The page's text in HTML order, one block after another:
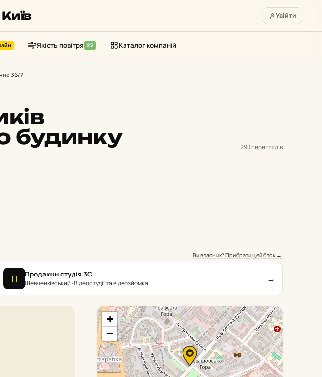
Увійти
Якість повітря 22 Каталог компаній
36/7
будинку
290 переглядів
Ви власник? Прибрати цей блок →
П Продакшн студія 3С
Шевченківський · Відеостудії та відеозйомка →
+
−